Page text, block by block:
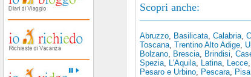
Scopri anche:
Abruzzo, Basilicata, Calabria,
Toscana, Trentino Alto Adige,
Bolzano, Brescia, Brindisi,
Spezia, L'Aquila, Latina, Lecce,
Pesaro e Urbino, Pescara, Pisa